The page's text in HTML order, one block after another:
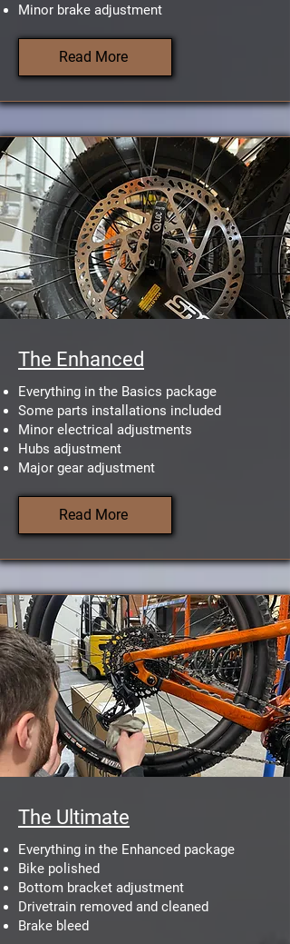
Minor brake adjustment
Read More
The Enhanced
Everything in the Basics package
Some parts installations included
Minor electrical adjustments
Hubs adjustment
Major gear adjustment
Read More
The Ultimate
Everything in the Enhanced package
Bike polished
Bottom bracket adjustment
Drivetrain removed and cleaned
Brake bleed